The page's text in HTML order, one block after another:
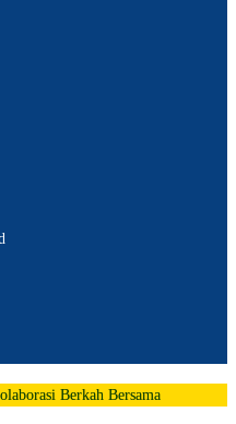
Berkah Bersama